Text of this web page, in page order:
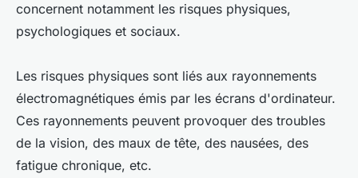
concernent notamment les risques physiques,
psychologiques et sociaux.
Les risques physiques sont liés aux rayonnements
électromagnétiques émis par les écrans d'ordinateur.
Ces rayonnements peuvent provoquer des troubles
de la vision, des maux de tête, des nausées, des
fatigue chronique, etc.